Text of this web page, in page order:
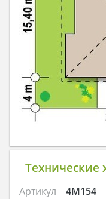
Технические
Артикул
4M154